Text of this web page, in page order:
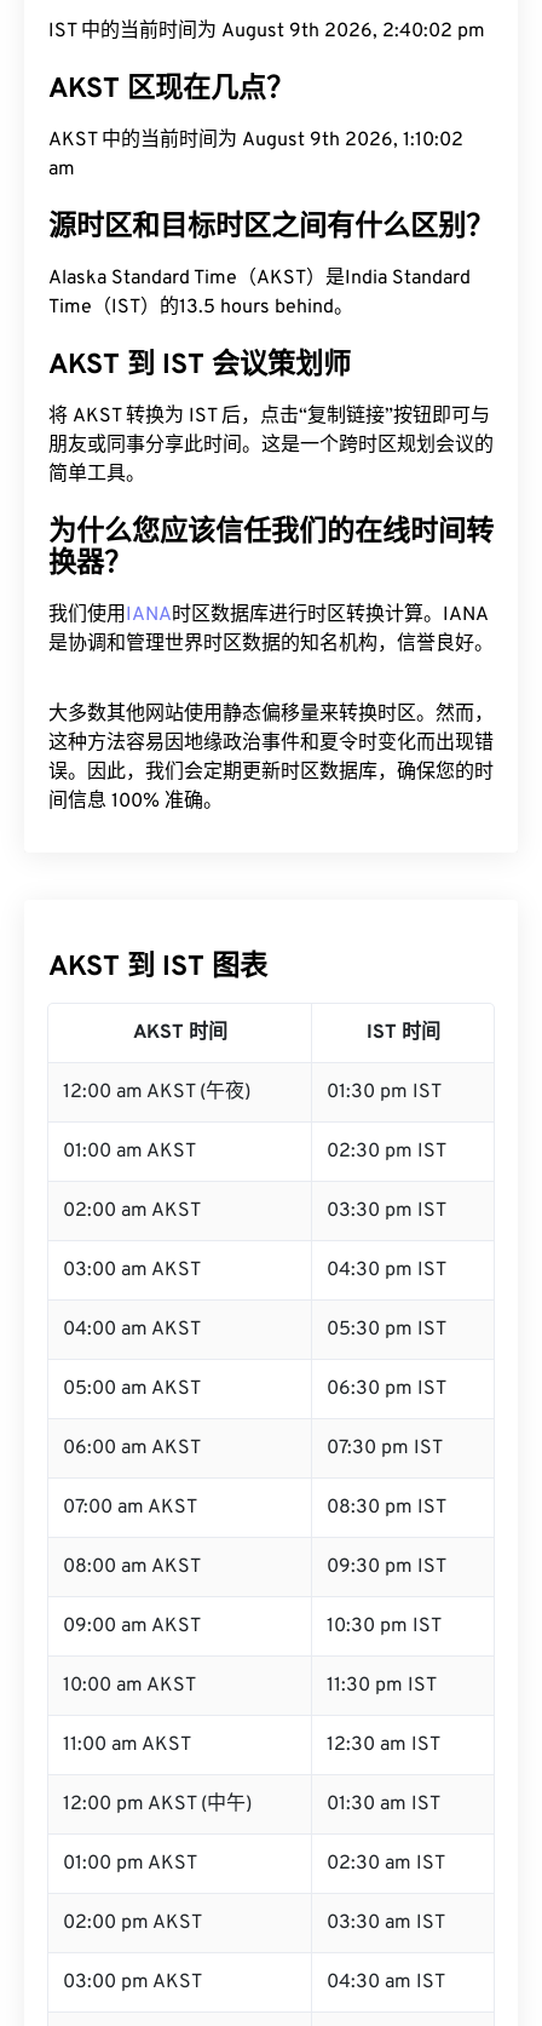
IST 中的当前时间为 August 9th 2026, 2:40:03 pm
AKST 区现在几点？
AKST 中的当前时间为 August 9th 2026, 1:10:03
am
源时区和目标时区之间有什么区别？
Alaska Standard Time（AKST）是India Standard
Time（IST）的13.5 hours behind。
AKST 到 IST 会议策划师
将 AKST 转换为 IST 后，点击“复制链接”按钮即可与
朋友或同事分享此时间。这是一个跨时区规划会议的
简单工具。
为什么您应该信任我们的在线时间转
换器？
我们使用IANA时区数据库进行时区转换计算。IANA
是协调和管理世界时区数据的知名机构，信誉良好。
大多数其他网站使用静态偏移量来转换时区。然而，
这种方法容易因地缘政治事件和夏令时变化而出现错
误。因此，我们会定期更新时区数据库，确保您的时
间信息 100% 准确。
AKST 到 IST 图表
AKST 时间 IST 时间
12:00 am AKST (午夜) 01:30 pm IST
01:00 am AKST 02:30 pm IST
02:00 am AKST 03:30 pm IST
03:00 am AKST 04:30 pm IST
04:00 am AKST 05:30 pm IST
05:00 am AKST 06:30 pm IST
06:00 am AKST 07:30 pm IST
07:00 am AKST 08:30 pm IST
08:00 am AKST 09:30 pm IST
09:00 am AKST 10:30 pm IST
10:00 am AKST 11:30 pm IST
11:00 am AKST 12:30 am IST
12:00 pm AKST (中午) 01:30 am IST
01:00 pm AKST 02:30 am IST
02:00 pm AKST 03:30 am IST
03:00 pm AKST 04:30 am IST